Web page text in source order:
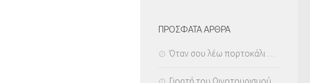
ΠΡΟΣΦΑΤΑ ΑΡΘΡΑ
Όταν σου λέω πορτοκάλι …